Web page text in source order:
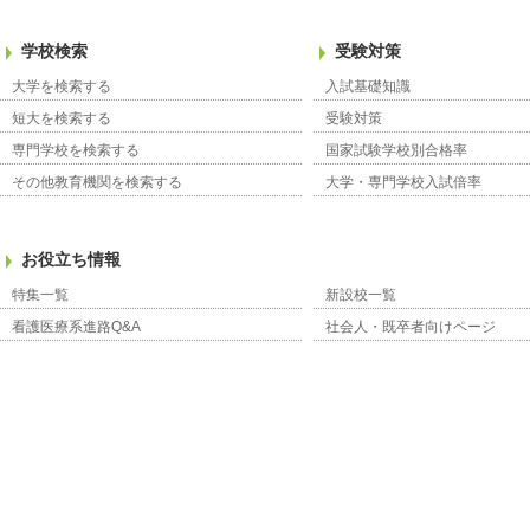
学校検索
大学を検索する
短大を検索する
専門学校を検索する
その他教育機関を検索する
受験対策
入試基礎知識
受験対策
国家試験学校別合格率
大学・専門学校入試倍率
お役立ち情報
特集一覧
新設校一覧
看護医療系進路Q&A
社会人・既卒者向けページ